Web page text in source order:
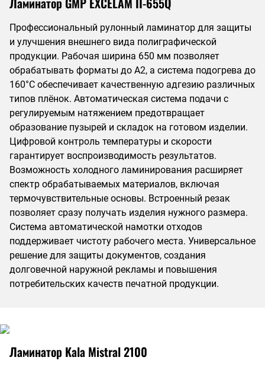
Профессиональный рулонный ламинатор для защиты
и улучшения внешнего вида полиграфической
продукции. Рабочая ширина 650 мм позволяет
обрабатывать форматы до А2, а система подогрева до
160°C обеспечивает качественную адгезию различных
типов плёнок. Автоматическая система подачи с
регулируемым натяжением предотвращает
образование пузырей и складок на готовом изделии.
Цифровой контроль температуры и скорости
гарантирует воспроизводимость результатов.
Возможность холодного ламинирования расширяет
спектр обрабатываемых материалов, включая
термочувствительные основы. Встроенный резак
позволяет сразу получать изделия нужного размера.
Система автоматической намотки отходов
поддерживает чистоту рабочего места. Универсальное
решение для защиты документов, создания
долговечной наружной рекламы и повышения
потребительских качеств печатной продукции.
Ламинатор Kala Mistral 2100